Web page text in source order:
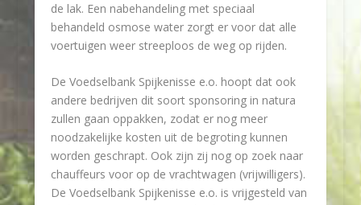
de lak. Een nabehandeling met speciaal
behandeld osmose water zorgt er voor dat alle
voertuigen weer streeploos de weg op rijden.
De Voedselbank Spijkenisse e.o. hoopt dat ook
andere bedrijven dit soort sponsoring in natura
zullen gaan oppakken, zodat er nog meer
noodzakelijke kosten uit de begroting kunnen
worden geschrapt. Ook zijn zij nog op zoek naar
chauffeurs voor op de vrachtwagen (vrijwilligers).
De Voedselbank Spijkenisse e.o. is vrijgesteld van